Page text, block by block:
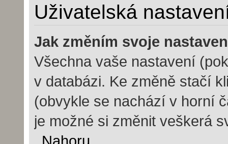
Uživatelská
Jak změním svoje
Všechna vaše nastavení
v databázi. Ke změně stačí
(obvykle se nachází v horní
je možné si změnit veškerá